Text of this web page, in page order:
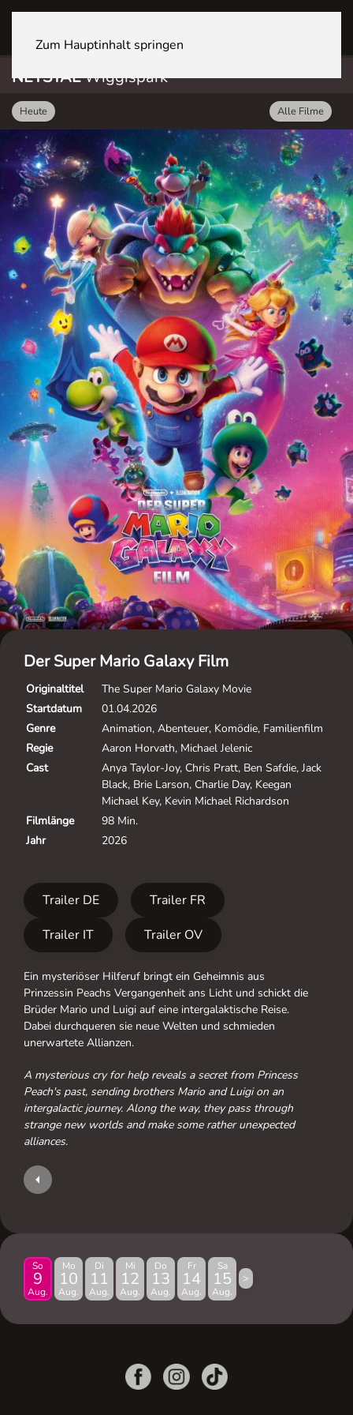
Zum Hauptinhalt springen
NETSTALWiggispark
Heute Alle Filme
Der Super Mario Galaxy Film
Originaltitel
The Super Mario Galaxy Movie
Startdatum
01.04.2026
Genre
Animation, Abenteuer, Komödie, Familienfilm
Regie
Aaron Horvath, Michael Jelenic
Cast
Anya Taylor-Joy, Chris Pratt, Ben Safdie, Jack
Black, Brie Larson, Charlie Day, Keegan
Michael Key, Kevin Michael Richardson
Filmlänge
98 Min.
Jahr
2026
Trailer DE
Trailer FR
Trailer IT
Trailer OV
Ein mysteriöser Hilferuf bringt ein Geheimnis aus
Prinzessin Peachs Vergangenheit ans Licht und schickt die
Brüder Mario und Luigi auf eine intergalaktische Reise.
Dabei durchqueren sie neue Welten und schmieden
unerwartete Allianzen.
A mysterious cry for help reveals a secret from Princess
Peach's past, sending brothers Mario and Luigi on an
intergalactic journey. Along the way, they pass through
strange new worlds and make some rather unexpected
alliances.
So
9
Aug.
Mo
10
Aug.
Di
11
Aug.
Mi
12
Aug.
Do
13
Aug.
Fr
14
Aug.
Sa
15
Aug.
>